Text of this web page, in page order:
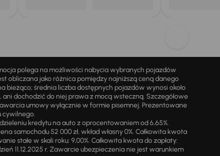
polega na możliwości nabycia wybranych pojazdów
obliczana jako różnica pomiędzy najniższą ceną danego
bieżąco; średnia liczba dostępnych pojazdów wynosi około
dochodzić do niej prawa z mocą wsteczną. Szczegółowe
umowy wyłącznie w formie pisemnej. Prezentowane
cywilnego.
kredytu na auto z oprocentowaniem od 6,65%.
samochodu 52 000 zł, wkład własny 0%. Całkowita kwota
stałe w skali roku: 9,00%. Całkowita kwota do zapłaty:
11.12.2025 r. Zawarcie ubezpieczenia nie jest warunkiem